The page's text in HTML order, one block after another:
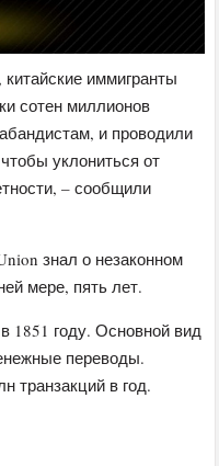
иммигранты
сотен миллионов
и проводили
уклониться от
– сообщили
знал о незаконном
мере, пять лет.
1851 году. Основной вид
переводы.
транзакций в год.